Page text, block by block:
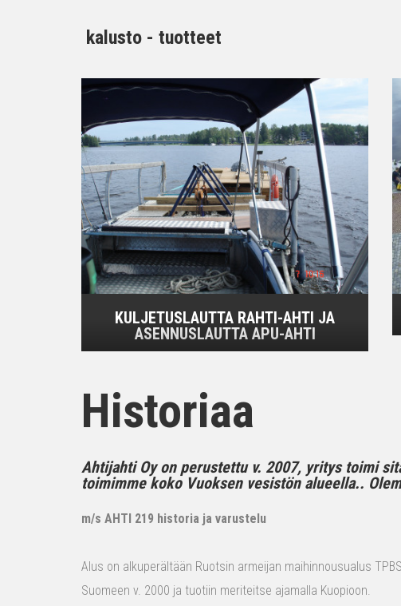
kalusto - tuotteet
KULJETUSLAUTTA RAHTI-AHTI JA
ASENNUSLAUTTA APU-AHTI
Historiaa
Ahtijahti Oy on perustettu v. 2007, yritys toimi
toimimme koko Vuoksen vesistön alueella..
m/s AHTI 219 historia ja varustelu
Alus on alkuperältään Ruotsin armeijan maihinnousualus
Suomeen v. 2000 ja tuotiin meriteitse ajamalla Kuopioon.